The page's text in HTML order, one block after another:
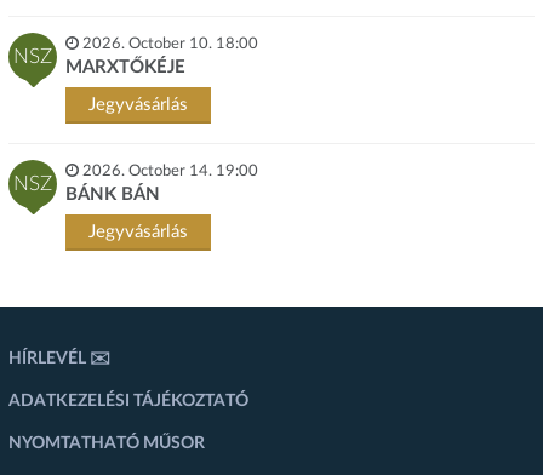
NSZ
2026. October 10. 18:00
MARXTŐKÉJE
Jegyvásárlás
NSZ
2026. October 14. 19:00
BÁNK BÁN
Jegyvásárlás
HÍRLEVÉL ✉️
ADATKEZELÉSI TÁJÉKOZTATÓ
NYOMTATHATÓ MŰSOR